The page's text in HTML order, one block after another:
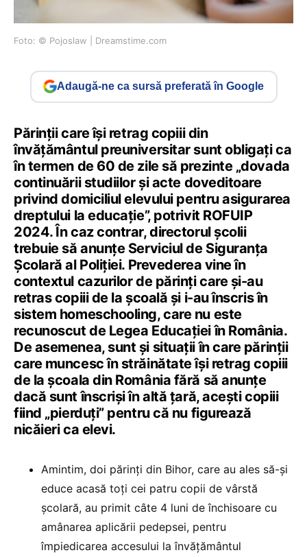
Foto: © Pojoslaw | Dreamstime.com
Adaugă-ne ca sursă preferată în Google
Părinții care își retrag copiii din
învățământul preuniversitar sunt obligați ca
în termen de 60 de zile să prezinte „dovada
continuării studiilor și acte doveditoare
privind domiciliul elevului pentru asigurarea
dreptului la educație”, potrivit ROFUIP
2024. În caz contrar, directorul școlii
trebuie să anunțe Serviciul de Siguranța
Școlară al Poliției. Prevederea vine în
contextul cazurilor de părinți care și-au
retras copiii de la școală și i-au înscris în
sistem homeschooling, care nu este
recunoscut de Legea Educației în România.
De asemenea, sunt și situații în care părinții
care muncesc în străinătate își retrag copiii
de la școala din România fără să anunțe
dacă sunt înscriși în altă țară, acești copiii
fiind „pierduți” pentru că nu figurează
nicăieri ca elevi.
Amintim, doi părinţi din Bihor, care au ales să-şi
educe acasă toţi cei patru copii de vârstă
şcolară, au primit câte 4 luni de închisoare cu
amânarea aplicării pedepsei, pentru
împiedicarea accesului la învățământul